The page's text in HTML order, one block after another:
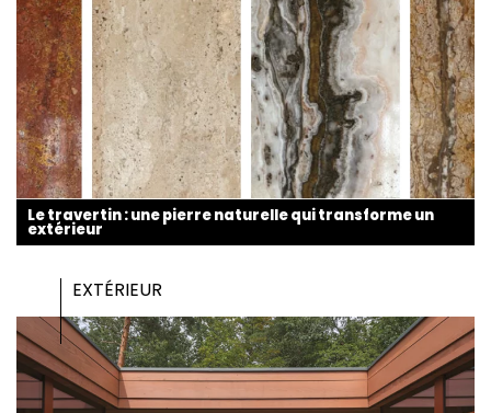
Le travertin : une pierre naturelle qui transforme un
extérieur
EXTÉRIEUR